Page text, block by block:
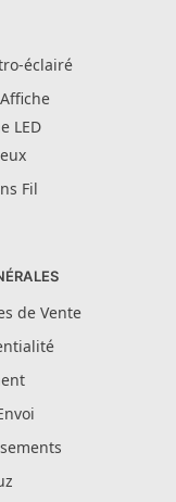
éclairé
LED
Fil
de Vente